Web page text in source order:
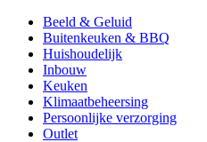
Beeld & Geluid
Buitenkeuken & BBQ
Huishoudelijk
Inbouw
Keuken
Klimaatbeheersing
Persoonlijke verzorging
Outlet